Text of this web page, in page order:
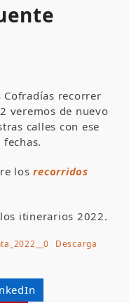
Cofradías recorrer
veremos de nuevo
calles con ese
los recorridos
itinerarios 2022.
Descarga